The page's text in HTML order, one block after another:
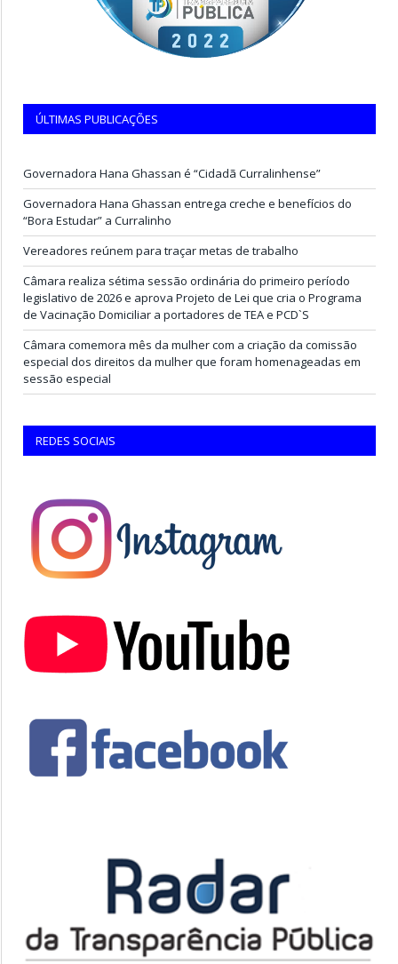
ÚLTIMAS PUBLICAÇÕES
Governadora Hana Ghassan é “Cidadã Curralinhense”
Governadora Hana Ghassan entrega creche e benefícios do
“Bora Estudar” a Curralinho
Vereadores reúnem para traçar metas de trabalho
Câmara realiza sétima sessão ordinária do primeiro período
legislativo de 2026 e aprova Projeto de Lei que cria o Programa
de Vacinação Domiciliar a portadores de TEA e PCD`S
Câmara comemora mês da mulher com a criação da comissão
especial dos direitos da mulher que foram homenageadas em
sessão especial
REDES SOCIAIS